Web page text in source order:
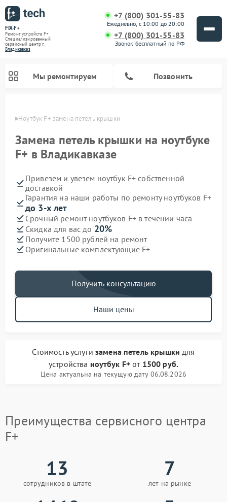
FIX-F+
Ремонт устройств F+
Специализированный
cервисный центр г.
Владикавказ
+7 (800) 301-55-83
Ежедневно, с 10:00 до 20:00
+7 (800) 301-55-83
Звонок бесплатный по РФ
Мы ремонтируем Позвонить
Ноутбук F+ замена петель крышки
Замена петель крышки на ноутбуке
F+ в Владикавказе
Привезем и увезем ноутбук F+ собственной
доставкой
Гарантия на наши работы по ремонту ноутбуков F+
до 3-х лет
Срочный ремонт ноутбуков F+ в течении часа
Скидка для вас до 20%
Получите 1500 рублей на ремонт
Оригинальные комплектующие F+
Получить консультацию
Наши цены
Стоимость услуги замена петель крышки для
устройства ноутбук F+ от 1500 руб.
Цена актуальна на текущую дату 06.08.2026
Преимущества сервисного центра
F+
13
сотрудников в штате
7
лет на рынке